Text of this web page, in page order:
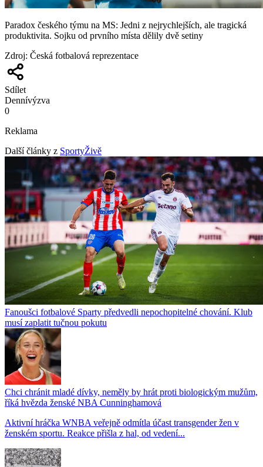
Paradox českého týmu na MS: Jedni z nejrychlejších, ale tragická
produktivita. Sojku od prvního místa dělily dvě setiny
Zdroj: Česká fotbalová reprezentace
Sdílet
Dennívýzva
0
Reklama
Další články z SportyŽivě
Fanoušci fotbalové Sparty předvedli nepochopitelné chování. Klub
musí zaplatit tučnou pokutu
Chci chránit mladé dívky, neměly by hrát proti biologickým mužům,
říká hvězda ženské NBA Cunninghamová
Aktivní hráčka WNBA veřejně odmítla účast transgender žen v
ženském sportu. Reakce přišla z hal, od vedení...